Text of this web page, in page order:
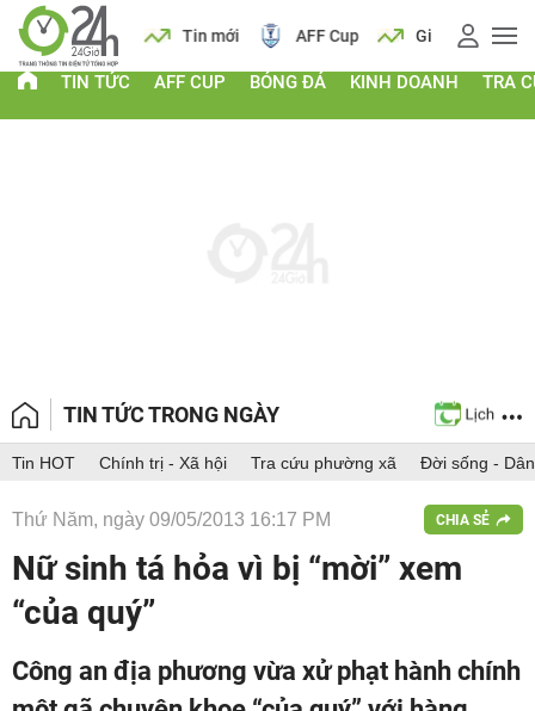
Lịch Tin mới AFF Cup Giá vàng
TIN TỨC AFF CUP BÓNG ĐÁ KINH DOANH TRA
TIN TỨC TRONG NGÀY
Tin HOT Chính trị - Xã hội Tra cứu phường xã Đời sống -
Thứ Năm, ngày 09/05/2013 16:17 PM CHIA SẺ
Nữ sinh tá hỏa vì bị “mời” xem
“của quý”
Công an địa phương vừa xử phạt hành chính